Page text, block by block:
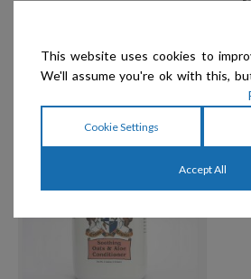
This website uses cookies to
We'll assume you're ok with this,
Cookie Settings
Accept All